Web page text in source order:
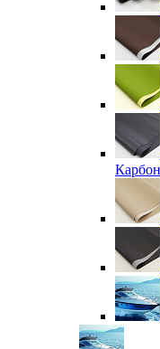
Карбон